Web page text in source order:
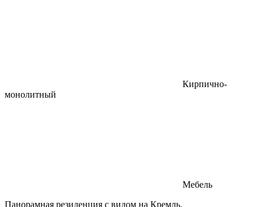
Кирпично-
монолитный
Мебель
Панорамная резиденция с видом на Кремль.